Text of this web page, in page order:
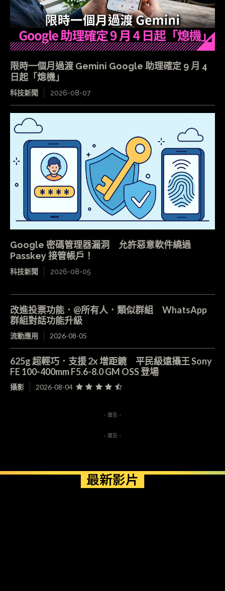
限時一個月過渡 Gemini Google 助理確定 9 月 4
日起「熄機」
科技新聞 2026-08-07
Google 密碼管理器漏洞 允許惡意軟件繞過
Passkey 接管帳戶！
科技新聞 2026-08-05
改進投票功能．@所有人．類似群組 WhatsApp
群組對話功能升級
流動應用 2026-08-05
625g 超輕巧．支援 2x 增距鏡 平民級遠攝王 Sony
FE 100-400mm F5.6-8.0 GM OSS 登場
攝影 2026-08-04
- 廣告 -
- 廣告 -
最新影片